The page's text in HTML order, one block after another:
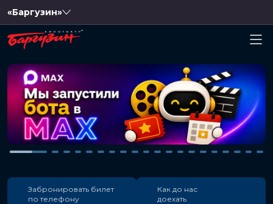
«Баргузин»
Забронировать билет
по телефону
Как до нас
доехать